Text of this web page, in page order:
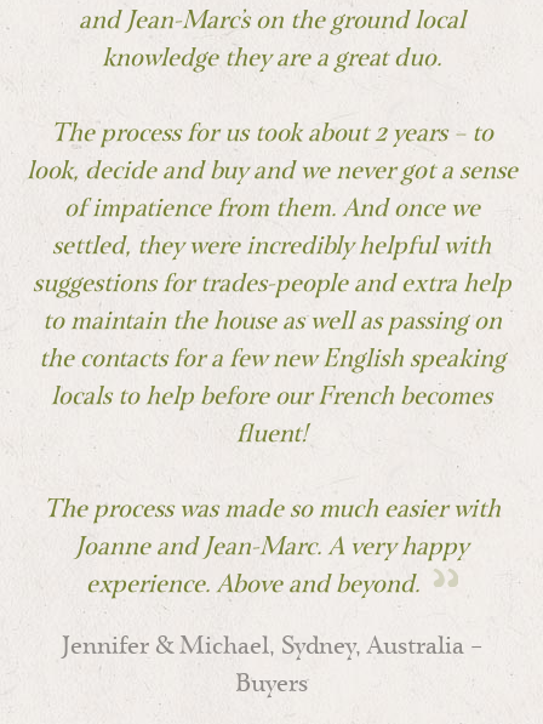
and Jean-Marc’s on the ground local
knowledge they are a great duo.
The process for us took about 2 years – to
look, decide and buy and we never got a sense
of impatience from them. And once we
settled, they were incredibly helpful with
suggestions for trades-people and extra help
to maintain the house as well as passing on
the contacts for a few new English speaking
locals to help before our French becomes
fluent!
The process was made so much easier with
Joanne and Jean-Marc. A very happy
experience. Above and beyond.
Jennifer & Michael, Sydney, Australia –
Buyers